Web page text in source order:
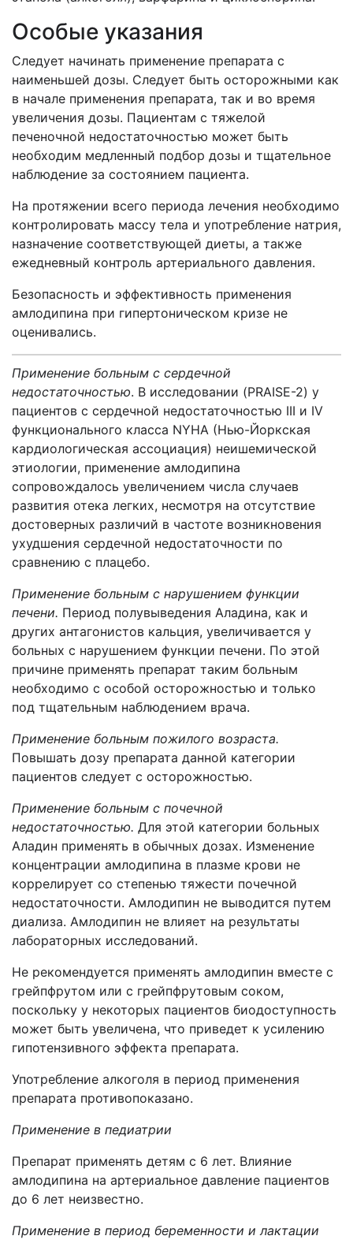
Особые указания
Следует начинать применение препарата с
наименьшей дозы. Следует быть осторожными как
в начале применения препарата, так и во время
увеличения дозы. Пациентам с тяжелой
печеночной недостаточностью может быть
необходим медленный подбор дозы и тщательное
наблюдение за состоянием пациента.
На протяжении всего периода лечения необходимо
контролировать массу тела и употребление натрия,
назначение соответствующей диеты, а также
ежедневный контроль артериального давления.
Безопасность и эффективность применения
амлодипина при гипертоническом кризе не
оценивались.
Применение больным с сердечной
недостаточностью. В исследовании (PRAISE-2) у
пациентов с сердечной недостаточностью III и IV
функционального класса NYHA (Нью-Йоркская
кардиологическая ассоциация) неишемической
этиологии, применение амлодипина
сопровождалось увеличением числа случаев
развития отека легких, несмотря на отсутствие
достоверных различий в частоте возникновения
ухудшения сердечной недостаточности по
сравнению с плацебо.
Применение больным с нарушением функции
печени. Период полувыведения Аладина, как и
других антагонистов кальция, увеличивается у
больных с нарушением функции печени. По этой
причине применять препарат таким больным
необходимо с особой осторожностью и только
под тщательным наблюдением врача.
Применение больным пожилого возраста.
Повышать дозу препарата данной категории
пациентов следует с осторожностью.
Применение больным с почечной
недостаточностью. Для этой категории больных
Аладин применять в обычных дозах. Изменение
концентрации амлодипина в плазме крови не
коррелирует со степенью тяжести почечной
недостаточности. Амлодипин не выводится путем
диализа. Амлодипин не влияет на результаты
лабораторных исследований.
Не рекомендуется применять амлодипин вместе с
грейпфрутом или с грейпфрутовым соком,
поскольку у некоторых пациентов биодоступность
может быть увеличена, что приведет к усилению
гипотензивного эффекта препарата.
Употребление алкоголя в период применения
препарата противопоказано.
Применение в педиатрии
Препарат применять детям с 6 лет. Влияние
амлодипина на артериальное давление пациентов
до 6 лет неизвестно.
Применение в период беременности и лактации